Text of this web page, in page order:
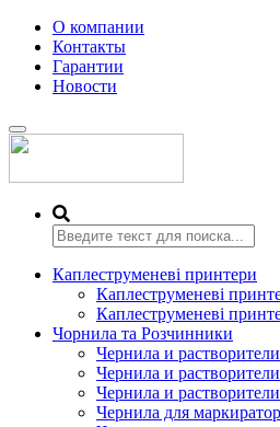
О компании
Контакты
Гарантии
Новости
Переключить
навигацию
Каплеструменеві принтери
Каплеструменеві
Каплеструменеві
Чорнила та Розчинники
Чернила и
Чернила и
Чернила и
Чернила для